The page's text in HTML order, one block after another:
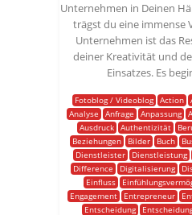
Unternehmen in Deinen
trägst du eine immense
Unternehmen ist das
deiner Kreativität und
Einsatzes. Es
Fotoblog / Videoblog Action
Analyse
Anfrage Anpassung
Ausdruck
Authentizität
Beziehungen
Bilder Buch
Dienstleister
Dienstleistung
Difference
Digitalisierung
Einfluss
Engagement
Entrepreneur
Entscheidung